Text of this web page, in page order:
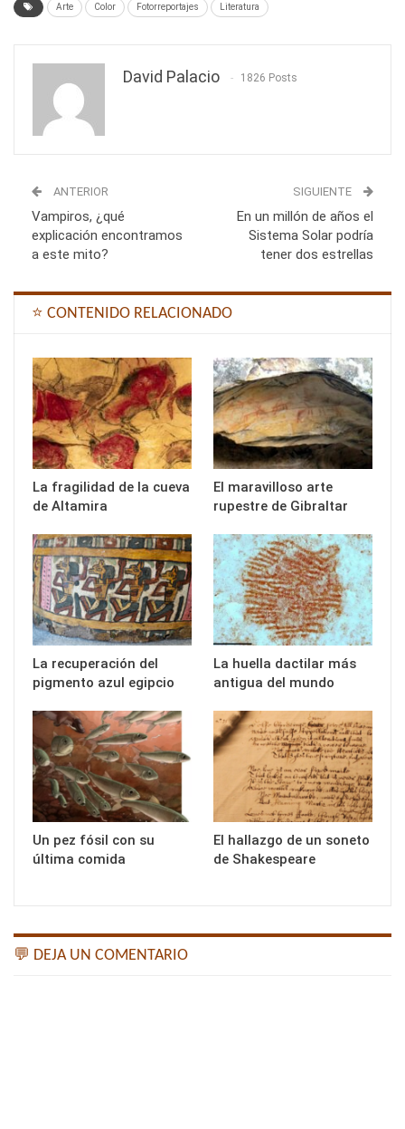
Arte Color Fotorreportajes Literatura
David Palacio 1826 Posts
ANTERIOR
Vampiros, ¿qué
explicación encontramos
a este mito?
SIGUIENTE
En un millón de años el
Sistema Solar podría
tener dos estrellas
⭐ CONTENIDO RELACIONADO
La fragilidad de la cueva
de Altamira
El maravilloso arte
rupestre de Gibraltar
La recuperación del
pigmento azul egipcio
La huella dactilar más
antigua del mundo
Un pez fósil con su
última comida
El hallazgo de un soneto
de Shakespeare
💬 DEJA UN COMENTARIO